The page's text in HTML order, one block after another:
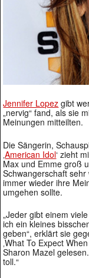
Jennifer Lopez gibt
„nervig“ fand, als sie
Meinungen mitteilten.
Die Sängerin,
‚American Idol‘ zieht
Max und Emme groß
Schwangerschaft
immer wieder ihre
umgehen sollte.
„Jeder gibt einem
ich ein kleines
geben“, erklärt sie
‚What To Expect
Sharon Mazel
toll.“